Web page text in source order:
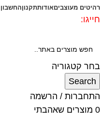
רהיטים מעוצביםאודותתקנון
חייגו:
בחר קטגוריה
Search
התחברות / הרשמה
0 מוצרים שאהבתי